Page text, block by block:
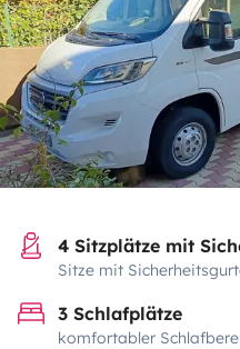
4 Sitzplätze mit
Sitze mit
3 Schlafplätze
komfortabler